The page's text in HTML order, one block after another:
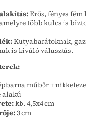
Erős, fényes
több kulcs is
Kutyabarátoknak,
is kiváló választás.
műbőr +
alakú
kb. 4,5x4 cm
3 cm